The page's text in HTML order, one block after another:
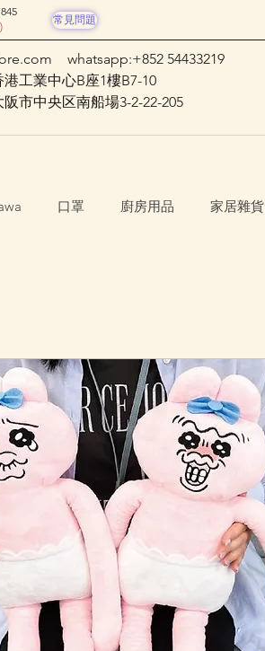
常見問題
whatsapp:+852 54433219
工業中心B座1樓B7-10
市中央区南船場3-2-22-205
口罩 廚房用品 家居雜貨